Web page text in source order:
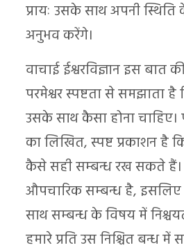
प्रायः उसके साथ अपनी
अनुभव करेंगे।
वाचाई ईश्वरविज्ञान इस बात
परमेश्वर स्पष्टता से समझाता है
उसके साथ कैसा होना चाहिए।
का लिखित, स्पष्ट प्रकाशन है
कैसे सही सम्बन्ध रख सकते हैं।
औपचारिक सम्बन्ध है, इसलिए
साथ सम्बन्ध के विषय में
हमारे प्रति उस निश्चित बन्ध में